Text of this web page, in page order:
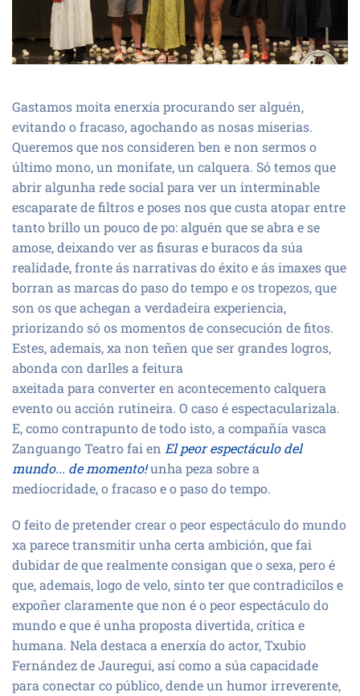
Gastamos moita enerxía procurando ser alguén,
evitando o fracaso, agochando as nosas miserias.
Queremos que nos consideren ben e non sermos o
último mono, un monifate, un calquera. Só temos que
abrir algunha rede social para ver un interminable
escaparate de filtros e poses nos que custa atopar entre
tanto brillo un pouco de po: alguén que se abra e se
amose, deixando ver as fisuras e buracos da súa
realidade, fronte ás narrativas do éxito e ás imaxes que
borran as marcas do paso do tempo e os tropezos, que
son os que achegan a verdadeira experiencia,
priorizando só os momentos de consecución de fitos.
Estes, ademais, xa non teñen que ser grandes logros,
abonda con darlles a feitura
axeitada para converter en acontecemento calquera
evento ou acción rutineira. O caso é espectacularizala.
E, como contrapunto de todo isto, a compañía vasca
Zanguango Teatro fai en El peor espectáculo del
mundo... de momento!unha peza sobre a
mediocridade, o fracaso e o paso do tempo.
O feito de pretender crear o peor espectáculo do mundo
xa parece transmitir unha certa ambición, que fai
dubidar de que realmente consigan que o sexa, pero é
que, ademais, logo de velo, sinto ter que contradicilos e
expoñer claramente que non é o peor espectáculo do
mundo e que é unha proposta divertida, crítica e
humana. Nela destaca a enerxía do actor, Txubio
Fernández de Jauregui, así como a súa capacidade
para conectar co público, dende un humor irreverente,